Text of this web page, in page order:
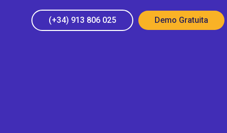
(+34) 913 806 025 Demo Gratuita